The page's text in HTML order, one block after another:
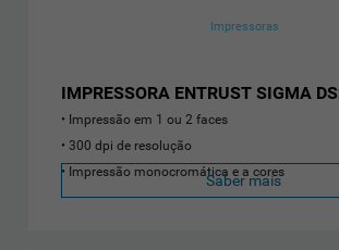
Impressoras
IMPRESSORA ENTRUST SIGMA
Impressão em 1 ou 2 faces
300 dpi de resolução
Impressão monocromática e a cores
Saber mais